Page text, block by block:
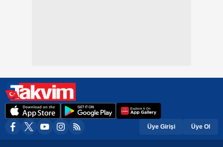
Üye Girişi Üye Ol